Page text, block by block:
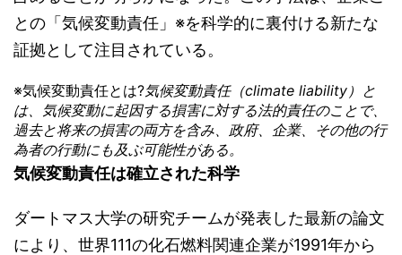
との「気候変動責任」※を科学的に裏付ける新たな
証拠として注目されている。
※気候変動責任とは?気候変動責任（climate liability）と
は、気候変動に起因する損害に対する法的責任のことで、
過去と将来の損害の両方を含み、政府、企業、その他の行
為者の行動にも及ぶ可能性がある。
気候変動責任は確立された科学
ダートマス大学の研究チームが発表した最新の論文
により、世界111の化石燃料関連企業が1991年から